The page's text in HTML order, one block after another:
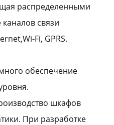
распределенными
каналов связи
Fi, GPRS.
обеспечение
шкафов
При разработке